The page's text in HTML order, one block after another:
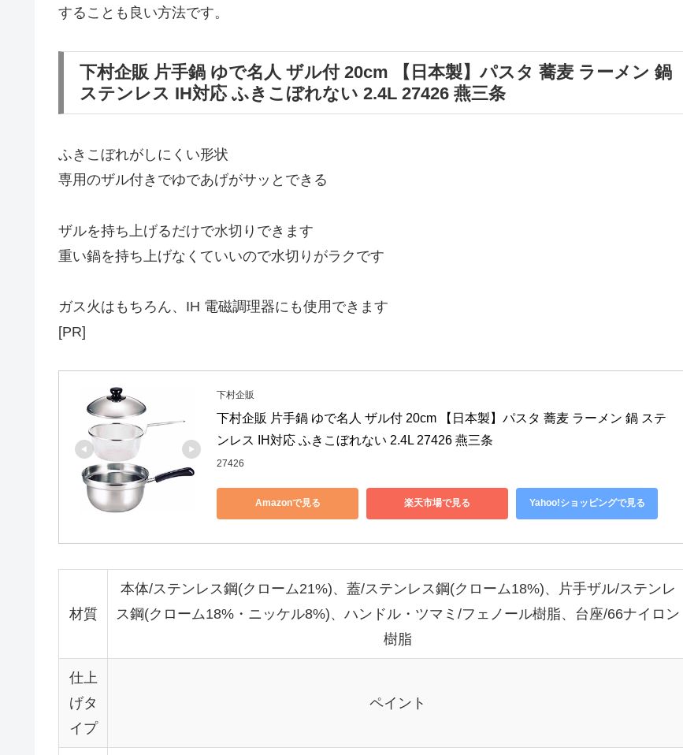
することも良い方法です。
下村企販 片手鍋 ゆで名人 ザル付 20cm 【日本製】パスタ 蕎麦 ラーメン 鍋
ステンレス IH対応 ふきこぼれない 2.4L 27426 燕三条
ふきこぼれがしにくい形状
専用のザル付きでゆであげがサッとできる
ザルを持ち上げるだけで水切りできます
重い鍋を持ち上げなくていいので水切りがラクです
ガス火はもちろん、IH 電磁調理器にも使用できます
[PR]
下村企販
下村企販 片手鍋 ゆで名人 ザル付 20cm 【日本製】パスタ 蕎麦 ラーメン 鍋 ステ
ンレス IH対応 ふきこぼれない 2.4L 27426 燕三条
27426
Amazonで見る 楽天市場で見る Yahoo!ショッピングで見る
材質
本体/ステンレス鋼(クローム21%)、蓋/ステンレス鋼(クローム18%)、片手ザル/ステンレ
ス鋼(クローム18%・ニッケル8%)、ハンドル・ツマミ/フェノール樹脂、台座/66ナイロン
樹脂
仕上
げタ
イプ
ペイント